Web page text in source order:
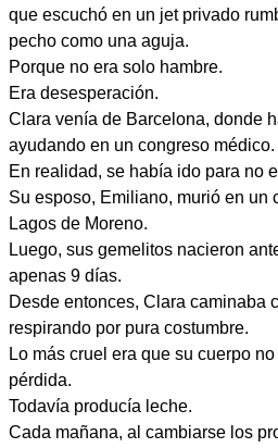
que escuchó en un jet privado
pecho como una aguja.
Porque no era solo hambre.
Era desesperación.
Clara venía de Barcelona, donde
ayudando en un congreso médico.
En realidad, se había ido para no
Su esposo, Emiliano, murió en un
Lagos de Moreno.
Luego, sus gemelitos nacieron
apenas 9 días.
Desde entonces, Clara caminaba
respirando por pura costumbre.
Lo más cruel era que su cuerpo
pérdida.
Todavía producía leche.
Cada mañana, al cambiarse los